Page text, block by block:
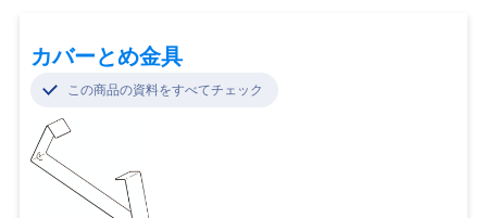
カバーとめ金具
この商品の資料をすべてチェック